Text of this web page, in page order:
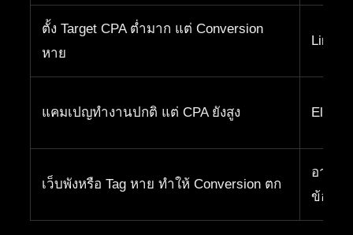
ตั้ง Target CPA ต่ำมาก แต่ Conversion
หาย
Limited
แคมเปญทำงานปกติ แต่ CPA ยังสูง Eligible
เว็บพังหรือ Tag หาย ทำให้ Conversion ตก
อาจยั
ข้อมูล